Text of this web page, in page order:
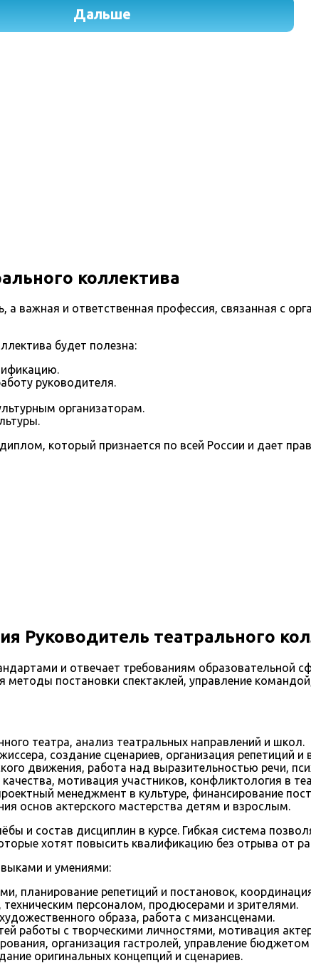
коллектива
важная и ответственная профессия, связанная с
будет полезна:
руководителя.
организаторам.
который признается по всей России и дает
Руководитель театрального
и отвечает требованиям образовательной
постановки спектаклей, управление командой,
театра, анализ театральных направлений и школ.
создание сценариев, организация репетиций
движения, работа над выразительностью речи,
мотивация участников, конфликтология в
менеджмент в культуре, финансирование
основ актерского мастерства детям и взрослым.
и состав дисциплин в курсе. Гибкая система
хотят повысить квалификацию без отрыва от
и умениями:
планирование репетиций и постановок,
персоналом, продюсерами и зрителями.
образа, работа с мизансценами.
работы с творческими личностями, мотивация
организация гастролей, управление бюджетом
оригинальных концепций и сценариев.